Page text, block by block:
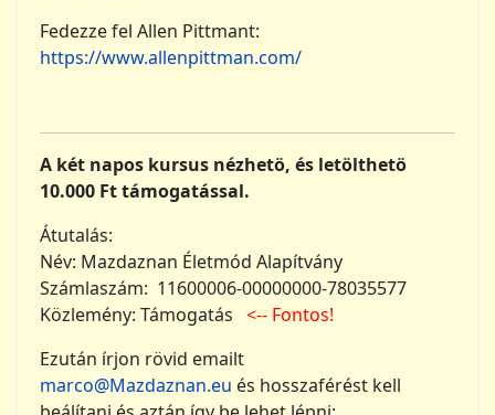
Fedezze fel Allen Pittmant:
https://www.allenpittman.com/
A két napos kursus nézhetö, és letölthetö
10.000 Ft támogatással.
Átutalás:
Név: Mazdaznan Életmód Alapítvány
Számlaszám: 11600006-00000000-78035577
Közlemény: Támogatás <-- Fontos!
Ezután írjon rövid emailt
marco@Mazdaznan.eu és hosszaférést kell